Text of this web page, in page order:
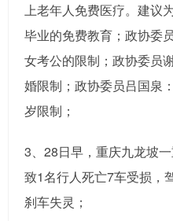
上老年人免费医疗。建议
毕业的免费教育；政协委
女考公的限制；政协委员
婚限制；政协委员吕国泉
岁限制；
3、28日早，重庆九龙坡
致1名行人死亡7车受损，
刹车失灵；